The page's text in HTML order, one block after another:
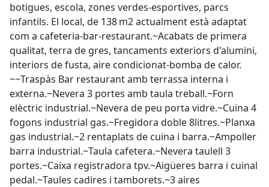
botigues, escola, zones verdes-esportives, parcs
infantils. El local, de 138 m2 actualment està adaptat
com a cafeteria-bar-restaurant.~Acabats de primera
qualitat, terra de gres, tancaments exteriors d'alumini,
interiors de fusta, aire condicionat-bomba de calor.
~~Traspàs Bar restaurant amb terrassa interna i
externa.~Nevera 3 portes amb taula treball.~Forn
elèctric industrial.~Nevera de peu porta vidre.~Cuina 4
fogons industrial gas.~Fregidora doble 8litres.~Planxa
gas industrial.~2 rentaplats de cuina i barra.~Ampoller
barra industrial.~Taula cafetera.~Nevera taulell 3
portes.~Caixa registradora tpv.~Aigüeres barra i cuinal
pedal.~Taules cadires i tamborets.~3 aires